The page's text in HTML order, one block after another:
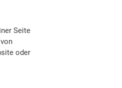
Seite
oder